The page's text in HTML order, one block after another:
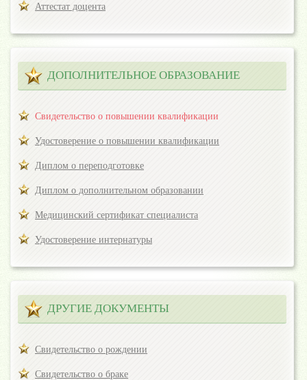
Аттестат доцента
ДОПОЛНИТЕЛЬНОЕ ОБРАЗОВАНИЕ
Свидетельство о повышении квалификации
Удостоверение о повышении квалификации
Диплом о переподготовке
Диплом о дополнительном образовании
Медицинский сертификат специалиста
Удостоверение интернатуры
ДРУГИЕ ДОКУМЕНТЫ
Свидетельство о рождении
Свидетельство о браке